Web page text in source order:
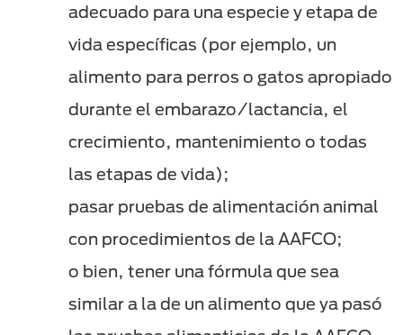
adecuado para una especie y etapa de
vida específicas (por ejemplo, un
alimento para perros o gatos apropiado
durante el embarazo/lactancia, el
crecimiento, mantenimiento o todas
las etapas de vida);
pasar pruebas de alimentación animal
con procedimientos de la AAFCO;
o bien, tener una fórmula que sea
similar a la de un alimento que ya pasó